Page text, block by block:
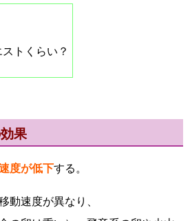
トくらい？
果
度が低下する。
動速度が異なり、